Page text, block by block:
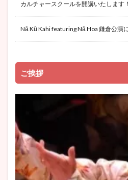
カルチャースクールを開講いたします！
Nā Kū Kahi featuring Nā Hoa 鎌倉公演
ご挨拶